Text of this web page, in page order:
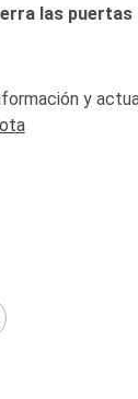
las puertas
y